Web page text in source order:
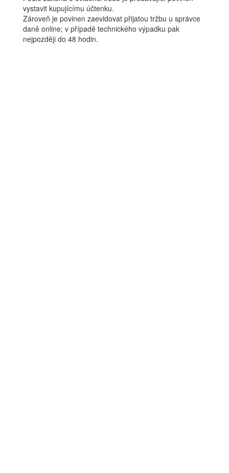
vystavit kupujícímu účtenku.
Zároveň je povinen zaevidovat přijatou tržbu u správce
daně online; v případě technického výpadku pak
nejpozději do 48 hodin.